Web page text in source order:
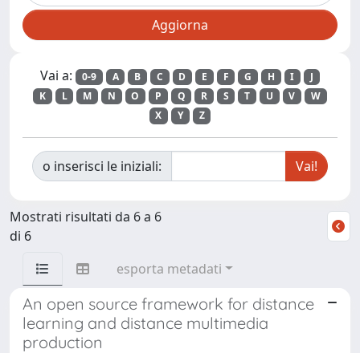
Vai a: 0-9 A B C D E F G H I
J
K
L M N O P Q R S T U V
W
X
Y Z
o inserisci le iniziali:
Mostrati risultati da 6 a 6
di 6
esporta metadati
An open source framework for distance
learning and distance multimedia
production